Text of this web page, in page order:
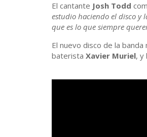
El cantante Josh Todd
estudio haciendo el disco y
que es lo que siempre
El nuevo disco de la
baterista Xavier Muriel, y